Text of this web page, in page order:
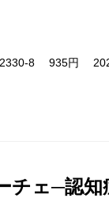
8 935円
チェ─認